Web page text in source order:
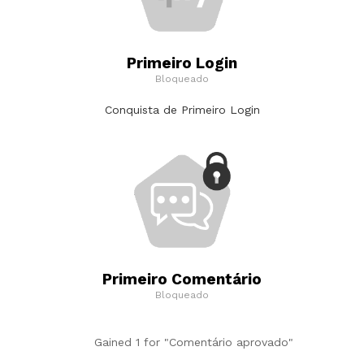
Primeiro Login
Bloqueado
Conquista de Primeiro Login
Primeiro Comentário
Bloqueado
Gained 1 for "Comentário aprovado"